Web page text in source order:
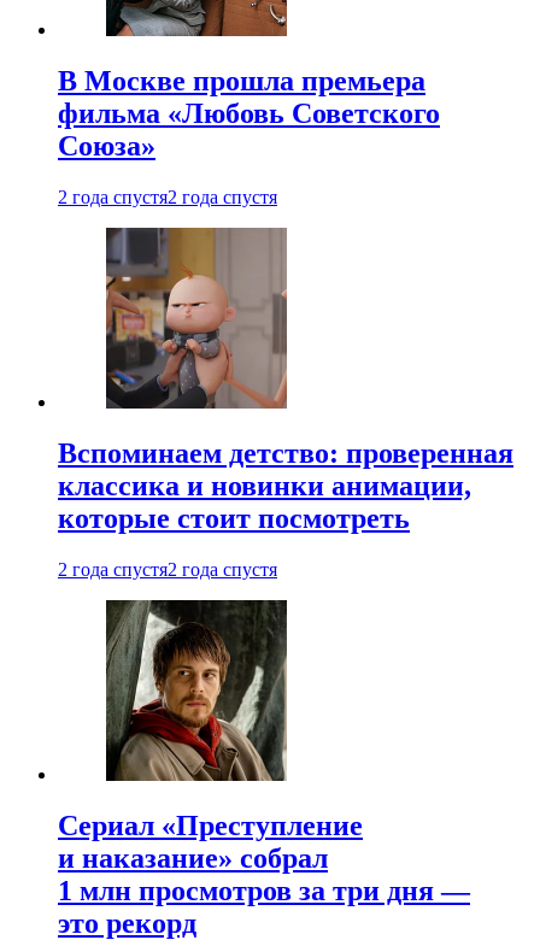
В Москве прошла премьера
фильма «Любовь Советского
Союза»
2 года спустя2 года спустя
Вспоминаем детство: проверенная
классика и новинки анимации,
которые стоит посмотреть
2 года спустя2 года спустя
Сериал «Преступление
и наказание» собрал
1 млн просмотров за три дня —
это рекорд